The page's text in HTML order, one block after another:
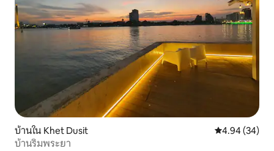
บ้านใน Khet Dusit คะแนนเฉลี่ย
4.94 (34)
บ้านริมพระยา